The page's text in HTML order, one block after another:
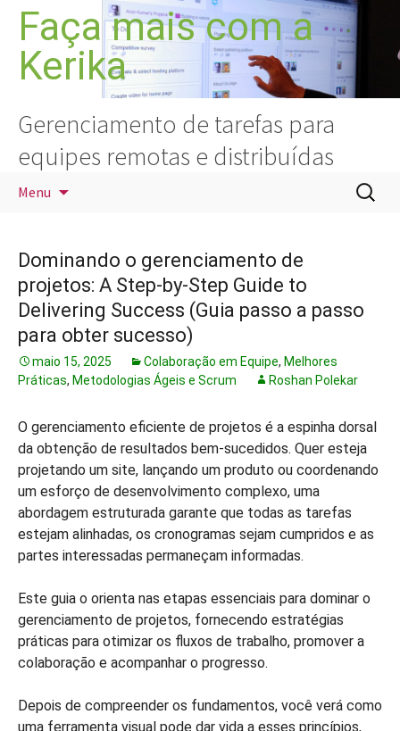
Pular
para
conteúdo
Faça mais com a
Kerika
Gerenciamento de tarefas para
equipes remotas e distribuídas
Menu
por:
Dominando o gerenciamento de
projetos: A Step-by-Step Guide to
Delivering Success (Guia passo a passo
para obter sucesso)
maio 15, 2025 Colaboração em Equipe, Melhores
Práticas, Metodologias Ágeis e Scrum Roshan Polekar
O gerenciamento eficiente de projetos é a espinha dorsal
da obtenção de resultados bem-sucedidos. Quer esteja
projetando um site, lançando um produto ou coordenando
um esforço de desenvolvimento complexo, uma
abordagem estruturada garante que todas as tarefas
estejam alinhadas, os cronogramas sejam cumpridos e as
partes interessadas permaneçam informadas.
Este guia o orienta nas etapas essenciais para dominar o
gerenciamento de projetos, fornecendo estratégias
práticas para otimizar os fluxos de trabalho, promover a
colaboração e acompanhar o progresso.
Depois de compreender os fundamentos, você verá como
uma ferramenta visual pode dar vida a esses princípios,